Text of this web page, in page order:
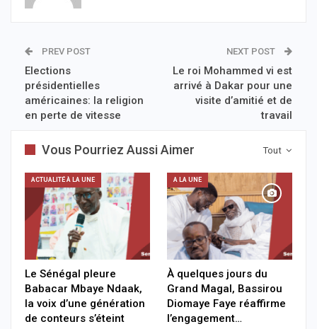
PREV POST
Elections
présidentielles
américaines: la religion
en perte de vitesse
NEXT POST
Le roi Mohammed vi est
arrivé à Dakar pour une
visite d’amitié et de
travail
Tout
Vous Pourriez Aussi Aimer
ACTUALITÉ À LA UNE
Le Sénégal pleure
Babacar Mbaye Ndaak,
la voix d’une génération
de conteurs s’éteint
A LA UNE
À quelques jours du
Grand Magal, Bassirou
Diomaye Faye réaffirme
l’engagement…